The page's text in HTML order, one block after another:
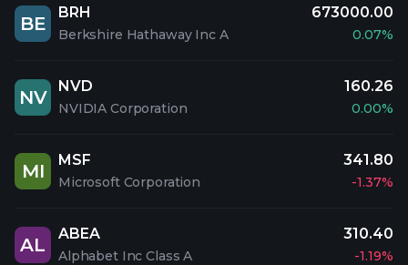
BE
BRH
Berkshire Hathaway Inc A
673000.00
0.07%
NV
NVD
NVIDIA Corporation
160.26
0.00%
MI
MSF
Microsoft Corporation
341.80
-1.37%
AL
ABEA
Alphabet Inc Class A
310.40
-1.19%